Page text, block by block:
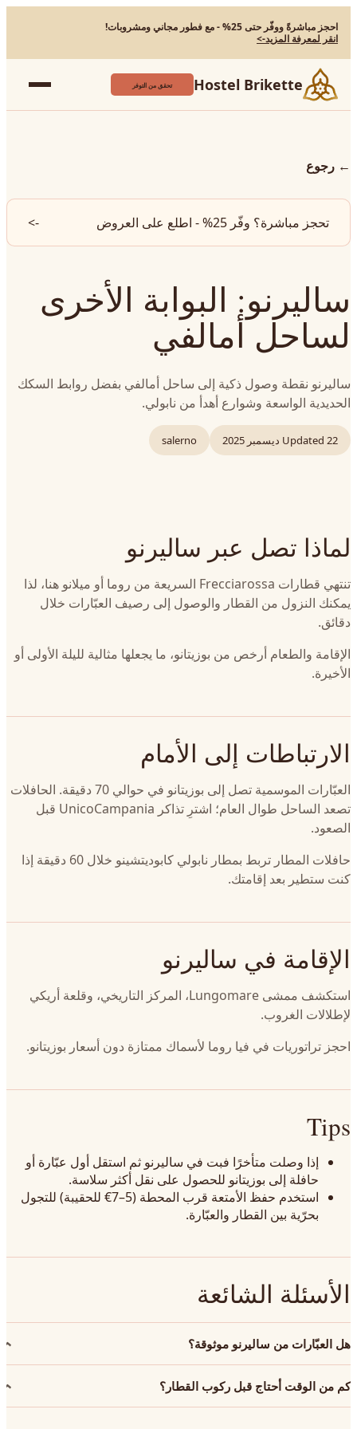
احجز مباشرةً ووفّر حتى 25% - مع فطور مجاني ومشروبات!
انقر لمعرفة المزيد->
Hostel Brikette تحقق من التوفر
← رجوع
تحجز مباشرة؟ وفّر 25% - اطلع على العروض ->
ساليرنو: البوابة الأخرى
لساحل أمالفي
ساليرنو نقطة وصول ذكية إلى ساحل أمالفي بفضل روابط السكك
الحديدية الواسعة وشوارع أهدأ من نابولي.
Updated 22 ديسمبر 2025 salerno
لماذا تصل عبر ساليرنو
تنتهي قطارات Frecciarossa السريعة من روما أو ميلانو هنا، لذا
يمكنك النزول من القطار والوصول إلى رصيف العبّارات خلال
دقائق.
الإقامة والطعام أرخص من بوزيتانو، ما يجعلها مثالية لليلة الأولى أو
الأخيرة.
الارتباطات إلى الأمام
العبّارات الموسمية تصل إلى بوزيتانو في حوالي 70 دقيقة. الحافلات
تصعد الساحل طوال العام؛ اشترِ تذاكر UnicoCampania قبل
الصعود.
حافلات المطار تربط بمطار نابولي كابوديتشينو خلال 60 دقيقة إذا
كنت ستطير بعد إقامتك.
الإقامة في ساليرنو
استكشف ممشى Lungomare، المركز التاريخي، وقلعة أريكي
لإطلالات الغروب.
احجز تراتوريات في فيا روما لأسماك ممتازة دون أسعار بوزيتانو.
Tips
إذا وصلت متأخرًا فبت في ساليرنو ثم استقل أول عبّارة أو
حافلة إلى بوزيتانو للحصول على نقل أكثر سلاسة.
استخدم حفظ الأمتعة قرب المحطة (5–7€ للحقيبة) للتجول
بحرّية بين القطار والعبّارة.
الأسئلة الشائعة
هل العبّارات من ساليرنو موثوقة؟
كم من الوقت أحتاج قبل ركوب القطار؟